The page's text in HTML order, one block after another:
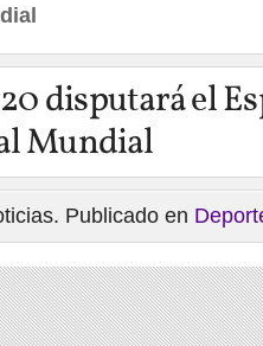
disputará el
Mundial
Publicado en